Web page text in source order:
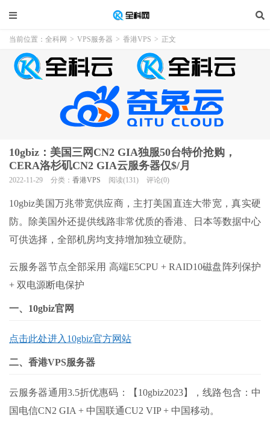
当前位置： 全科网 > VPS服务器 > 香港VPS > 正文
10gbiz：美国三网CN2 GIA独服50台特价抢购，
CERA洛杉矶CN2 GIA云服务器仅$/月
2022-11-29 分类： 香港VPS 阅读(131) 评论(0)
10gbiz美国万兆带宽供应商，主打美国直连大带宽，真实硬
防。除美国外还提供线路非常优质的香港、日本等数据中心
可供选择，全部机房均支持增加独立硬防。
云服务器节点全部采用 高端E5CPU + RAID10磁盘阵列保护
+ 双电源断电保护
一、10gbiz官网
点击此处进入10gbiz官方网站
二、香港VPS服务器
云服务器通用3.5折优惠码：【10gbiz2023】，线路包含：中
国电信CN2 GIA + 中国联通CU2 VIP + 中国移动。